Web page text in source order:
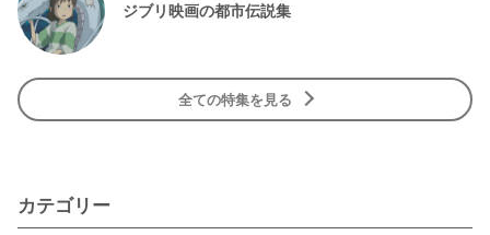
ジブリ映画の都市伝説集
全ての特集を見る
カテゴリー